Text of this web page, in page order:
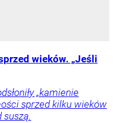
wieków. „Jeśli
„kamienie
sprzed kilku wieków
suszą.